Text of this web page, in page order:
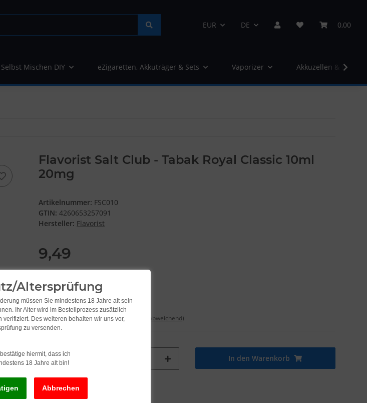
EUR DE 0,00
Selbst Mischen DIY eZigaretten, Akkuträger & Sets Vaporizer Akkuzellen &
Flavorist Salt Club - Tabak Royal Classic 10ml
20mg
Artikelnummer: FSC010
GTIN: 4260653257091
Hersteller: Flavorist
9,49
inkl. 19% USt. , zzgl.
Lieferzeit: 2 - 3 Werktage(DE - Ausland abweichend)
In den Warenkorb
Altersprüfung
müssen Sie mindestens 18 Jahre alt sein
Ihr Alter wird im Bestellprozess zusätzlich
verifiziert. Des weiteren behalten wir uns vor,
zu versenden.
bestätige hiermit, dass ich
18 Jahre alt bin!